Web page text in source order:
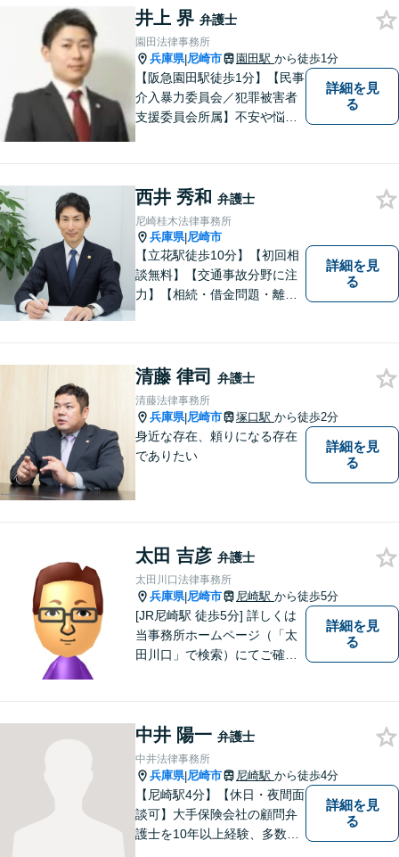
相続等の幅広い分野に対応。
【電話・オンライン相談可】
井上 界 弁護士
園田法律事務所
兵庫県|尼崎市 園田駅 から徒歩1分
【阪急園田駅徒歩1分】【民事
介入暴力委員会／犯罪被害者
支援委員会所属】不安や悩み
期の対策こそが解決にとって
最も有効な手段です。最高の
法的サービスを社会の隅々に
まで届けます。
詳細を見
る
西井 秀和 弁護士
尼崎桂木法律事務所
兵庫県|尼崎市
【立花駅徒歩10分】【初回相
談無料】【交通事故分野に注
力】【相続・借金問題・離
添って解決を目指します。
詳細を見
る
清藤 律司 弁護士
清藤法律事務所
兵庫県|尼崎市 塚口駅 から徒歩2分
身近な存在、頼りになる存在
でありたい
詳細を見
る
太田 吉彦 弁護士
太田川口法律事務所
兵庫県|尼崎市 尼崎駅 から徒歩5分
[JR尼崎駅 徒歩5分] 詳しくは
当事務所ホームページ（「太
田川口」で検索）にてご確認
詳細を見
る
中井 陽一 弁護士
中井法律事務所
兵庫県|尼崎市 尼崎駅 から徒歩4分
【尼崎駅4分】【休日・夜間面
談可】大手保険会社の顧問弁
護士を10年以上経験、多数の
詳細を見
る